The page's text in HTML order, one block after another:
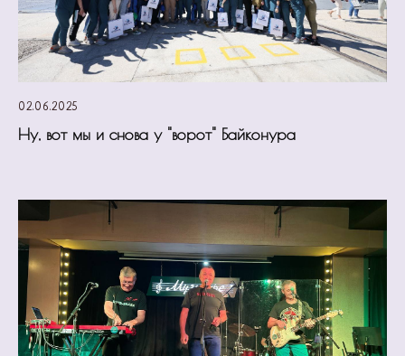
02.06.2025
Ну, вот мы и снова у "ворот" Байконура